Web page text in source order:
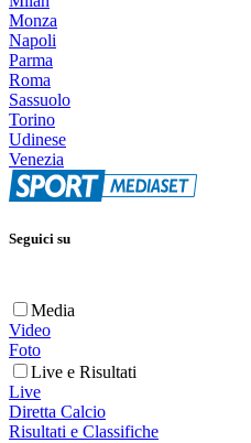
Monza
Napoli
Parma
Roma
Sassuolo
Torino
Udinese
Venezia
Seguici su
Media
Video
Foto
Live e Risultati
Live
Diretta Calcio
Risultati e Classifiche